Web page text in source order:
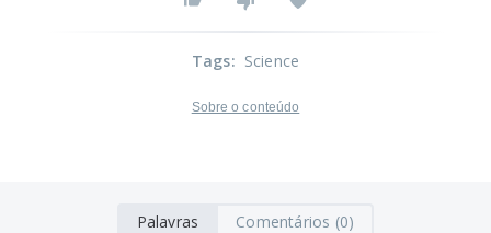
Tags: Science
Sobre o conteúdo
Palavras Comentários (0)